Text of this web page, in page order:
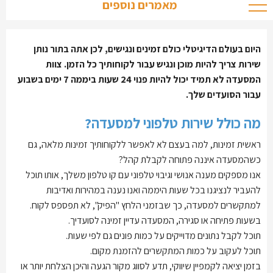
מאמרים נוספים
היום בעולם הדיגיטלי כולם זמינים ונגישים, לכן אתה בתור נותן
שירות צריך להיות מוכן ונגיש עבור לקוחותיך כל הזמן. צוות
המסעדה לא תמיד יכול להיות פנוי 24 שעות ביממה 7 ימים בשבוע
עבור הסועדים שלך.
מה כולל שירות טלפוני למסעדה?
ראשית זמינות, למה בעצם לא לאפשר ללקוחותיך זמינות מלאה, גם
כשהמסעדה איננה פתוחה לקבלת קהל?
אנו מספקים מענה אנושי וגיבוי טלפוני עם קו טלפון משלך, אותו תוכל
להעביר לנציגנו בכל שעות היממה ואנו נענה במהירות ואדיבות
למתקשרים למסעדה, כך שבזמני הלחץ "הפיק", לא תפספס לקוח.
בשעות פתיחה או סגירה, המסעדה עדיין זמינה לסועדיך.
תוכל לקבל נתונים מדוייקים על כמות פונים גם לפי שעות.
תוכל לעקוב על כמות המתקשרים להזמנת מקום.
בזמן יציאה לקמפיין שיווקי, תדע לסווג מקור הגעה והיכן הצלחת יותר או